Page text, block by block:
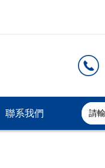
聯系我們